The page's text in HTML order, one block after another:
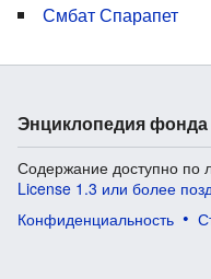
Смбат Спарапет
Энциклопедия фонда
Содержание доступно по
License 1.3 или более
Конфиденциальность